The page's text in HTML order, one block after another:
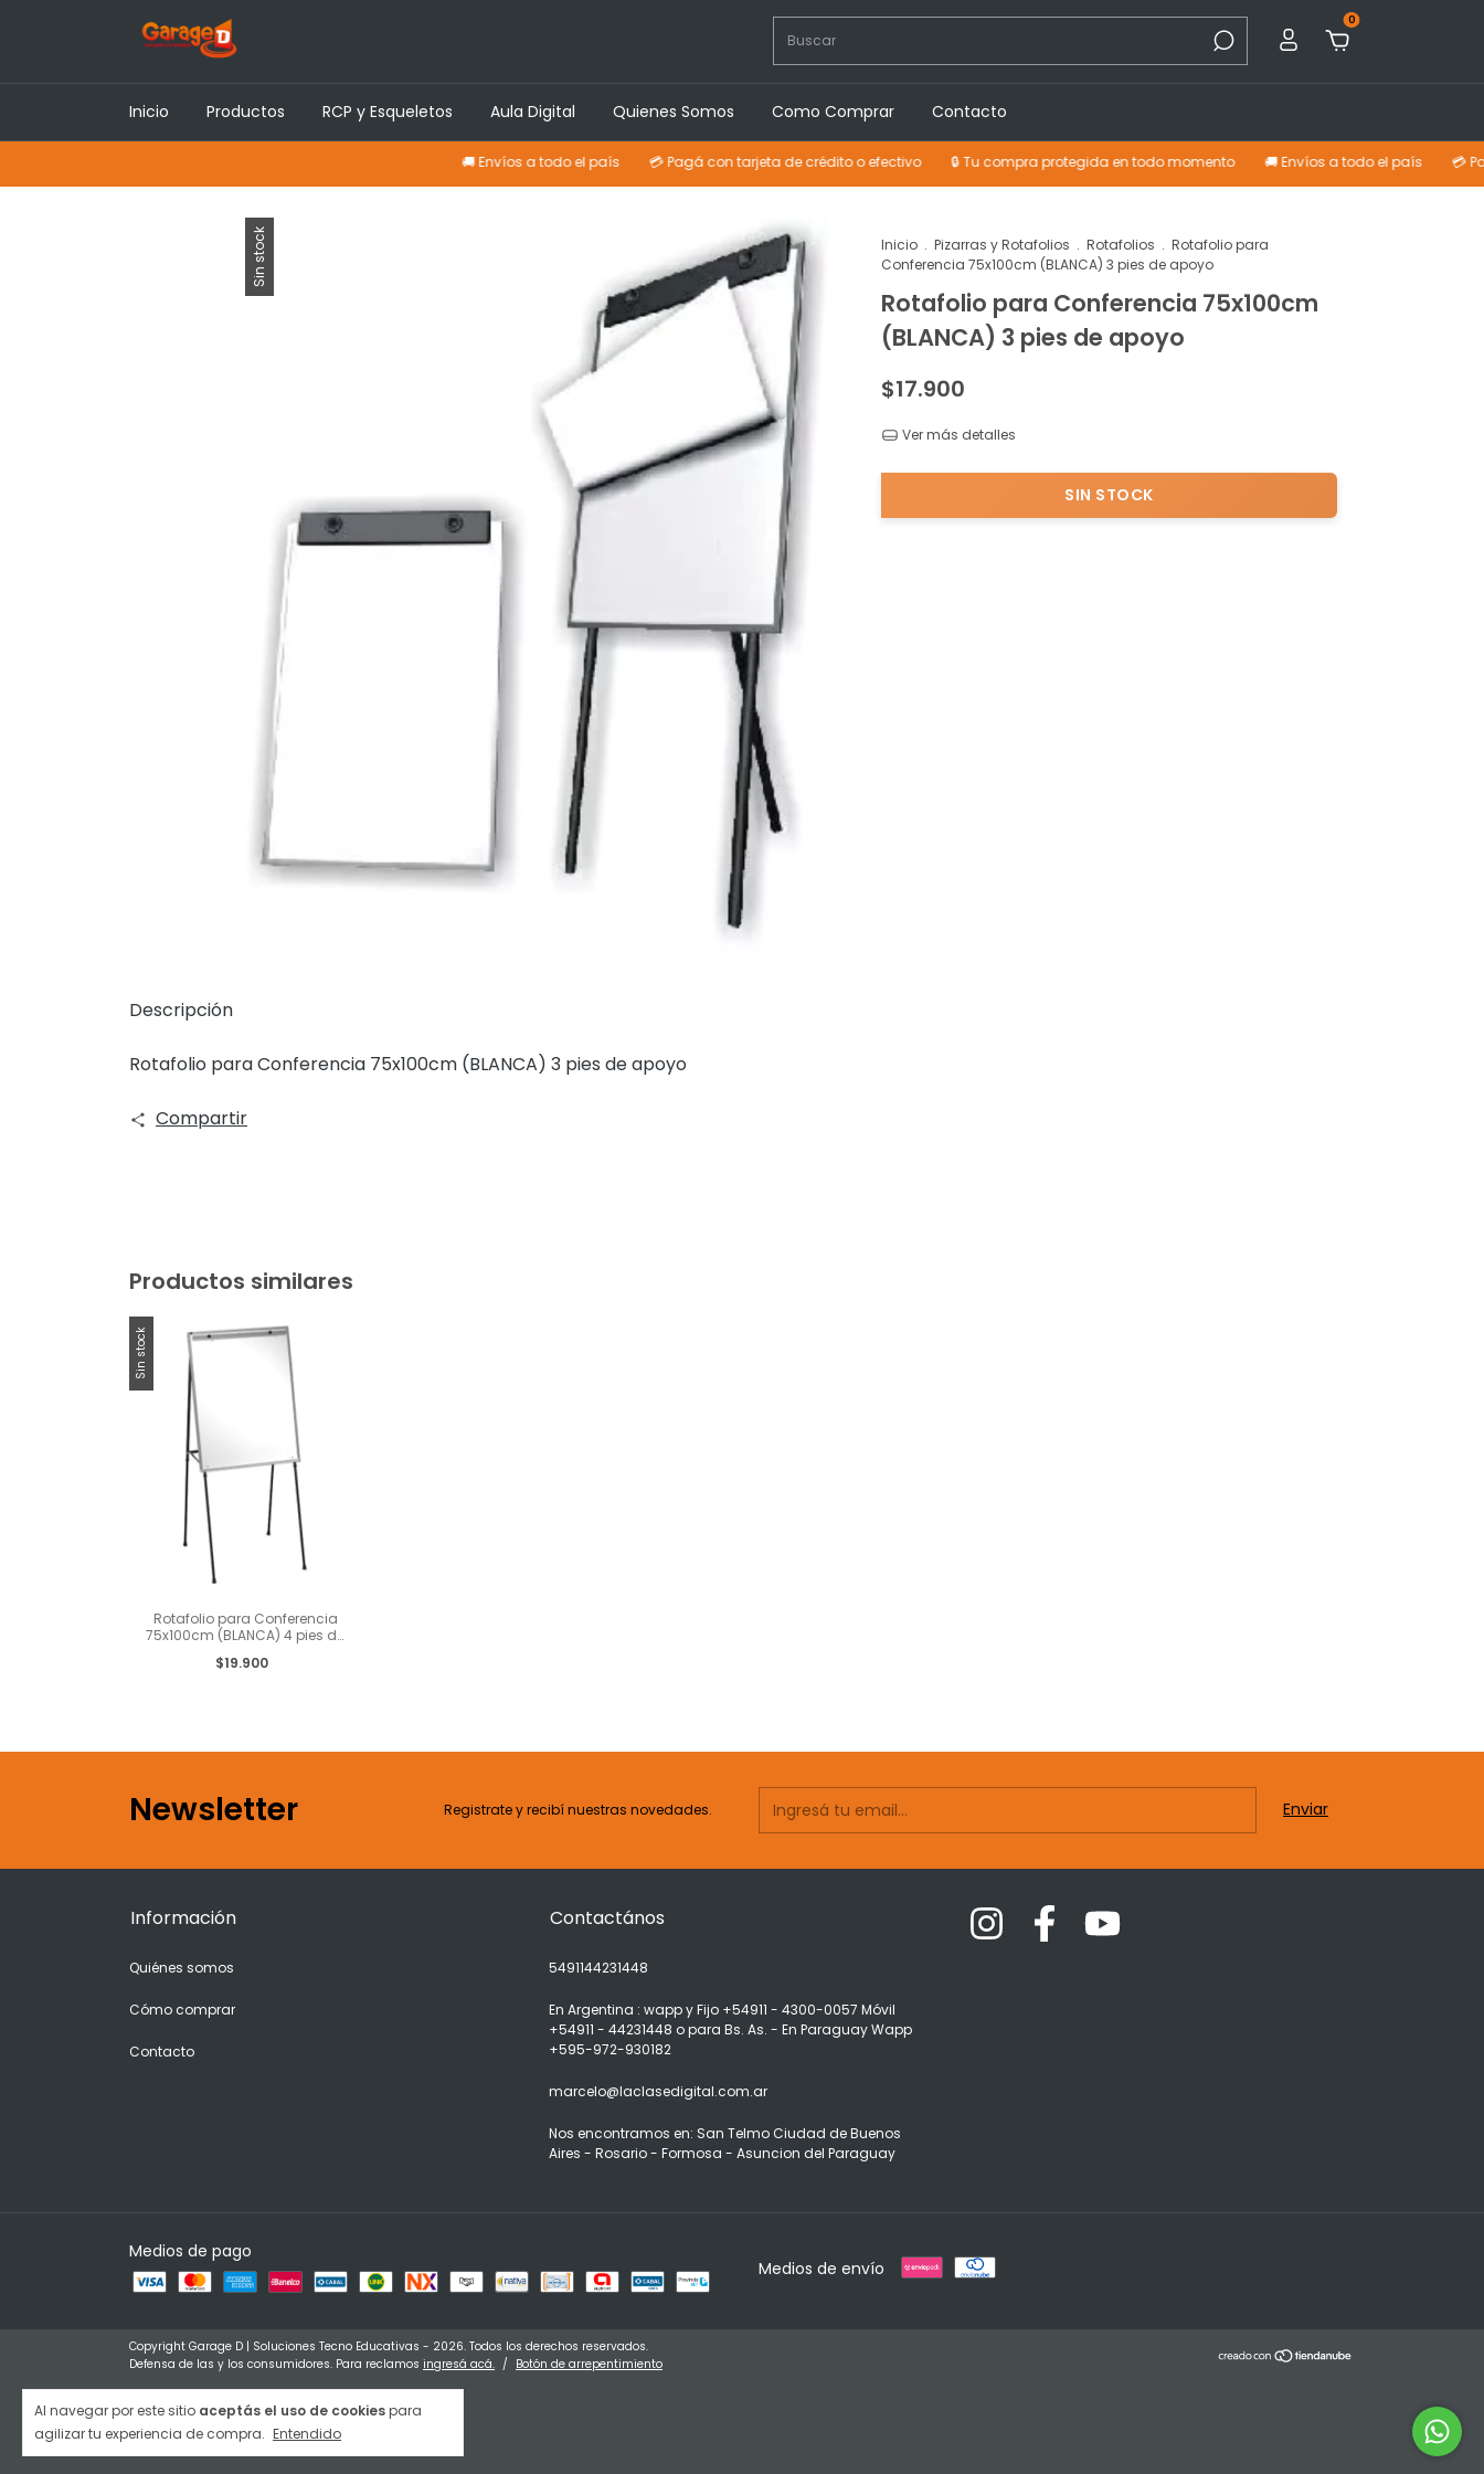
0
Inicio Productos RCP y Esqueletos Aula Digital Quienes Somos Como Comprar Contacto
🚚 Envíos a todo el país 💳 Pagá con tarjeta de crédito o efectivo 🔒 Tu compra protegida en todo momento 🚚 Envíos a todo el país 💳 Pagá con
Al navegar por este sitio aceptás el uso de cookiespara
agilizar tu experiencia de compra. Entendido
Sin stock Inicio . Pizarras y Rotafolios . Rotafolios . Rotafolio para
Conferencia 75x100cm (BLANCA) 3 pies de apoyo
Rotafolio para Conferencia 75x100cm
(BLANCA) 3 pies de apoyo
$17.900
Ver más detalles
Descripción
Rotafolio para Conferencia 75x100cm (BLANCA) 3 pies de apoyo
Compartir
Productos similares
Sin stock
Rotafolio para Conferencia
75x100cm (BLANCA) 4 pies de
$19.900
Newsletter Registrate y recibí nuestras novedades.
Información
Quiénes somos
Cómo comprar
Contacto
Contactános
5491144231448
En Argentina : wapp y Fijo +54911 - 4300-0057 Móvil
+54911 - 44231448 o para Bs. As. - En Paraguay Wapp
+595-972-930182
marcelo@laclasedigital.com.ar
Nos encontramos en: San Telmo Ciudad de Buenos
Aires - Rosario - Formosa - Asuncion del Paraguay
Medios de pago
Medios de envío
Copyright Garage D | Soluciones Tecno Educativas - 2026. Todos los derechos reservados.
Defensa de las y los consumidores. Para reclamos ingresá acá. / Botón de arrepentimiento